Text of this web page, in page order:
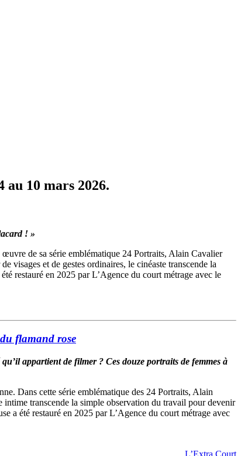
10 mars 2026.
! »
de sa série emblématique 24 Portraits, Alain Cavalier
visages et de gestes ordinaires, le cinéaste transcende la
restauré en 2025 par L’Agence du court métrage avec le
flamand rose
appartient de filmer ? Ces douze portraits de femmes à
Dans cette série emblématique des 24 Portraits, Alain
transcende la simple observation du travail pour devenir
a été restauré en 2025 par L’Agence du court métrage avec
L’Extra Court